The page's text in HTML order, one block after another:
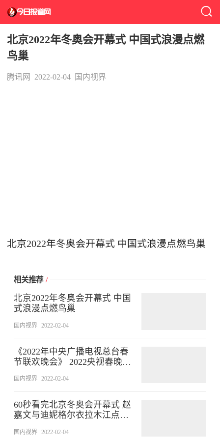
北京2022年冬奥会开幕式 中国式浪漫点燃
鸟巢
腾讯网 2022-02-04 国内视界
北京2022年冬奥会开幕式 中国式浪漫点燃鸟巢
相关推荐 /
北京2022年冬奥会开幕式 中国
式浪漫点燃鸟巢
国内视界 2022-02-04
《2022年中央广播电视总台春
节联欢晚会》 2022央视春晚：
国内视界 2022-02-04
60秒看完北京冬奥会开幕式 赵
嘉文与迪妮格尔衣拉木江点燃
国内视界 2022-02-04